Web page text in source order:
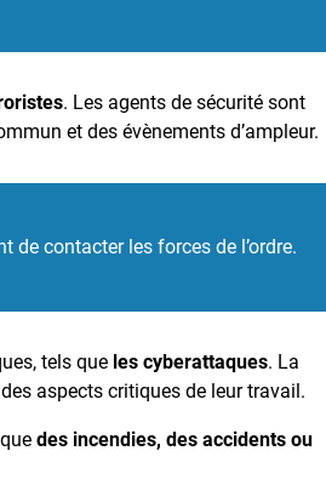
. Les agents de sécurité sont
et des évènements d’ampleur.
de contacter les forces de l’ordre.
tels que les cyberattaques. La
aspects critiques de leur travail.
quedes incendies, des accidents ou